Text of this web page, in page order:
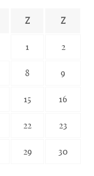
Z Z
1 2
8 9
15 16
22 23
29 30